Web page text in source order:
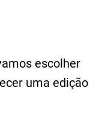
escolher
uma edição